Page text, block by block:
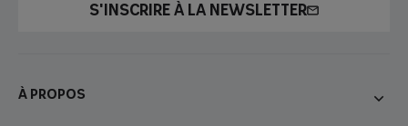
S'INSCRIRE À LA NEWSLETTER
À propos